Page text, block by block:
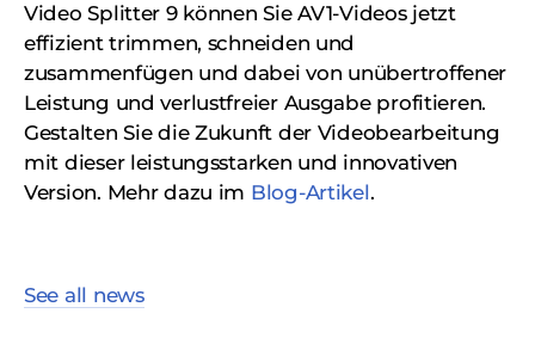
Video Splitter 9 können Sie AV1-Videos jetzt
effizient trimmen, schneiden und
zusammenfügen und dabei von unübertroffener
Leistung und verlustfreier Ausgabe profitieren.
Gestalten Sie die Zukunft der Videobearbeitung
mit dieser leistungsstarken und innovativen
Version. Mehr dazu im Blog-Artikel.
See all news